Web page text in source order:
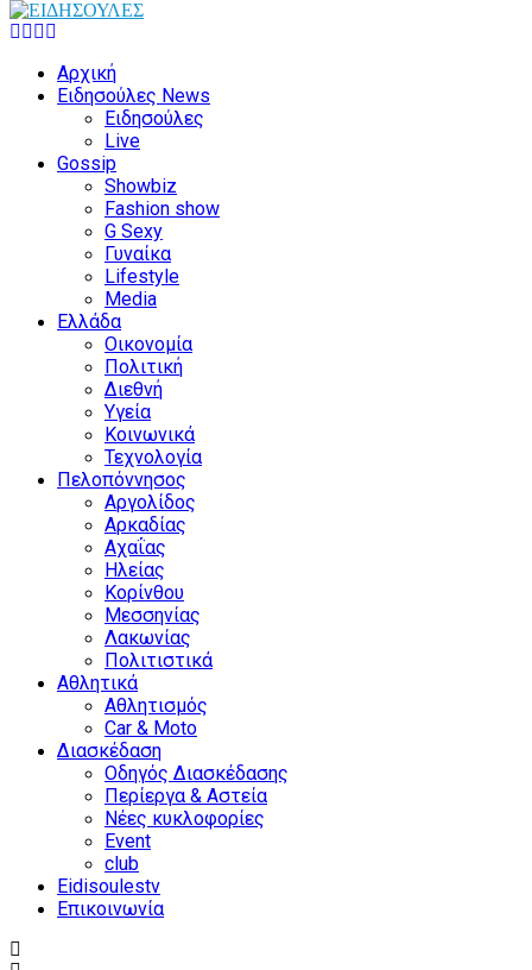
Facebook
Twitter
Instagram
Αρχική
Ειδησούλες News
Ειδησούλες
Live
Gossip
Showbiz
Fashion show
G Sexy
Γυναίκα
Lifestyle
Media
Ελλάδα
Οικονομία
Πολιτική
Διεθνή
Υγεία
Κοινωνικά
Τεχνολογία
Πελοπόννησος
Αργολίδος
Αρκαδίας
Αχαΐας
Ηλείας
Κορίνθου
Μεσσηνίας
Λακωνίας
Πολιτιστικά
Αθλητικά
Αθλητισμός
Car & Moto
Διασκέδαση
Οδηγός Διασκέδασης
Περίεργα & Αστεία
Νέες κυκλοφορίες
Event
club
Eidisoulestv
Επικοινωνία